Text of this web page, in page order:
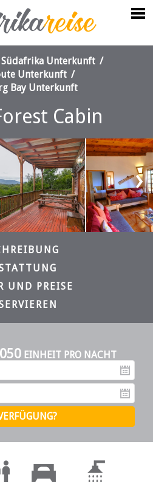
Südafrika Unterkunft /
Unterkunft /
Bay Unterkunft
Cabin
›
UND PREISE
EINHEIT PRO NACHT